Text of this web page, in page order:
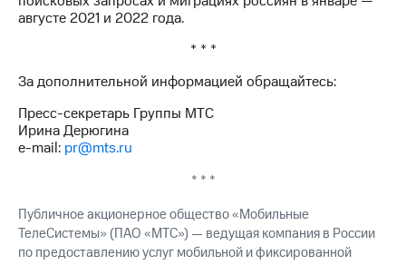
августе 2021 и 2022 года.
* * *
За дополнительной информацией обращайтесь:
Пресс-секретарь Группы МТС
Ирина Дерюгина
e-mail: pr@mts.ru
* * *
Публичное акционерное общество «Мобильные
ТелеСистемы» (ПАО «МТС») — ведущая компания в России
по предоставлению услуг мобильной и фиксированной